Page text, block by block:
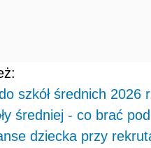
szkół średnich 2026
średniej - co brać
dziecka przy